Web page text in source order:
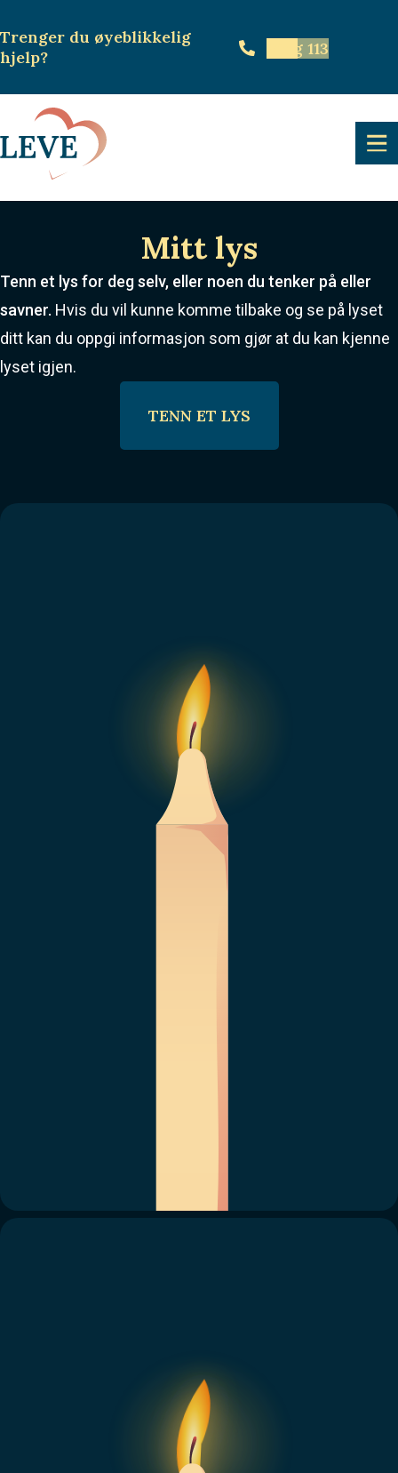
Trenger du øyeblikkelig
hjelp? Ring 113
Mitt lys
Tenn et lys for deg selv, eller noen du tenker på eller
savner. Hvis du vil kunne komme tilbake og se på lyset
ditt kan du oppgi informasjon som gjør at du kan kjenne
lyset igjen.
TENN ET LYS